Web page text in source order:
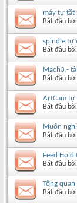
máy tự tắt
Bắt đầu bởi
spindle tự
Bắt đầu bởi
Mach3 -
Bắt đầu bởi
ArtCam tự
Bắt đầu bởi
Muốn
Bắt đầu bởi
Feed Hold
Bắt đầu bởi
Tổng
Bắt đầu bởi